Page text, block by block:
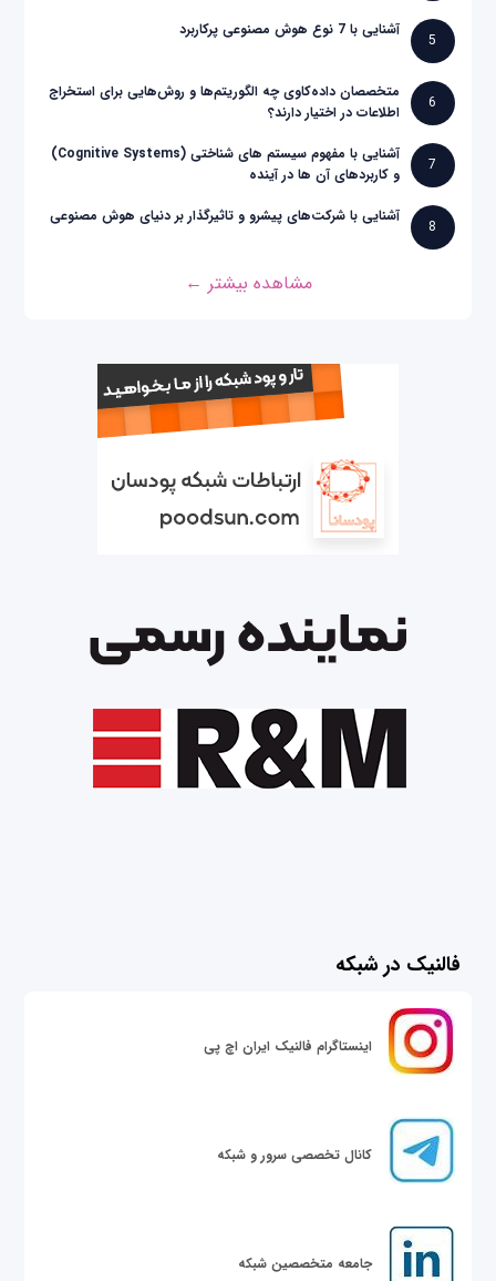
5
آشنایی با 7 نوع هوش مصنوعی پرکاربرد
6
متخصصان داده‌کاوی چه الگوریتم‌ها و روش‌هایی برای استخراج
اطلاعات در اختیار دارند؟
7
آشنایی با مفهوم سیستم های شناختی (Cognitive Systems)
و کاربردهای آن ها در آینده
8
آشنایی با شرکت‌های پیشرو و تاثیرگذار بر دنیای هوش مصنوعی
مشاهده بیشتر ←
فالنیک در شبکه
اینستاگرام فالنیک ایران اچ پی
کانال تخصصی سرور و شبکه
جامعه متخصصین شبکه